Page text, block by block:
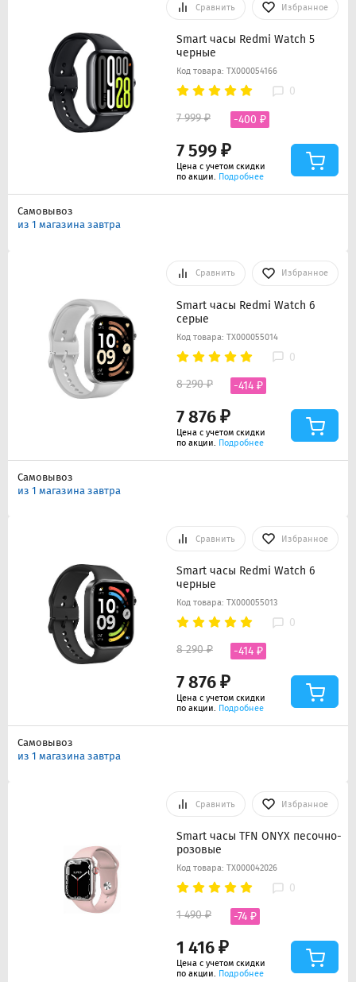
Сравнить Избранное
Smart часы Redmi Watch 5
черные
Код товара: ТХ000054166
0
7 599 ₽
7 999 ₽ -400 ₽
Цена с учетом скидки
по акции. Подробнее
Самовывоз
из 1 магазина завтра
Сравнить Избранное
Smart часы Redmi Watch 6
серые
Код товара: ТХ000055014
0
7 876 ₽
8 290 ₽ -414 ₽
Цена с учетом скидки
по акции. Подробнее
Самовывоз
из 1 магазина завтра
Сравнить Избранное
Smart часы Redmi Watch 6
черные
Код товара: ТХ000055013
0
7 876 ₽
8 290 ₽ -414 ₽
Цена с учетом скидки
по акции. Подробнее
Самовывоз
из 1 магазина завтра
Сравнить Избранное
Smart часы TFN ONYX песочно-
розовые
Код товара: ТХ000042026
0
1 416 ₽
1 490 ₽ -74 ₽
Цена с учетом скидки
по акции. Подробнее